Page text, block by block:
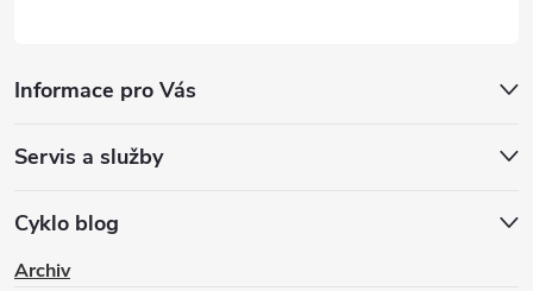
Informace pro Vás
Servis a služby
Cyklo blog
Archiv